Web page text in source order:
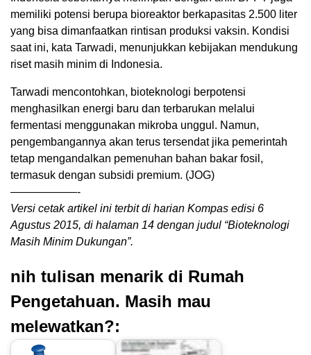
memiliki potensi berupa bioreaktor berkapasitas 2.500 liter
yang bisa dimanfaatkan rintisan produksi vaksin. Kondisi
saat ini, kata Tarwadi, menunjukkan kebijakan mendukung
riset masih minim di Indonesia.
Tarwadi mencontohkan, bioteknologi berpotensi
menghasilkan energi baru dan terbarukan melalui
fermentasi menggunakan mikroba unggul. Namun,
pengembangannya akan terus tersendat jika pemerintah
tetap mengandalkan pemenuhan bahan bakar fosil,
termasuk dengan subsidi premium. (JOG)
——————-
Versi cetak artikel ini terbit di harian Kompas edisi 6
Agustus 2015, di halaman 14 dengan judul “Bioteknologi
Masih Minim Dukungan”.
nih tulisan menarik di Rumah
Pengetahuan. Masih mau
melewatkan?: